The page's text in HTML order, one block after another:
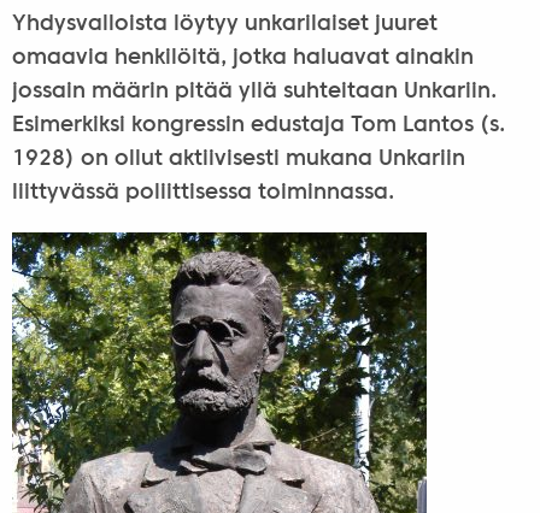
Yhdysvalloista löytyy unkarilaiset juuret
omaavia henkilöitä, jotka haluavat ainakin
jossain määrin pitää yllä suhteitaan Unkariin.
Esimerkiksi kongressin edustaja Tom Lantos (s.
1928) on ollut aktiivisesti mukana Unkariin
liittyvässä poliittisessa toiminnassa.